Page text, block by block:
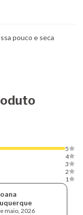
5
4
3
2
1
maio, 2026